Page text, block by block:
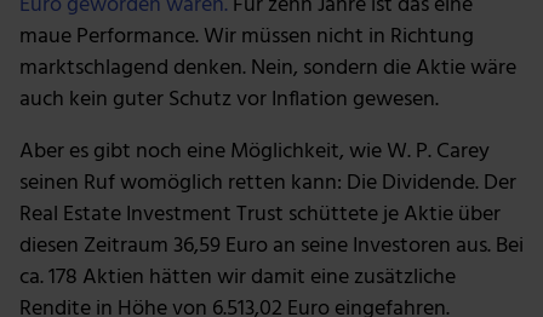
maue Performance. Wir müssen nicht in Richtung
marktschlagend denken. Nein, sondern die Aktie wäre
auch kein guter Schutz vor Inflation gewesen.
Aber es gibt noch eine Möglichkeit, wie W. P. Carey
seinen Ruf womöglich retten kann: Die Dividende. Der
Real Estate Investment Trust schüttete je Aktie über
diesen Zeitraum 36,59 Euro an seine Investoren aus. Bei
ca. 178 Aktien hätten wir damit eine zusätzliche
Rendite in Höhe von 6.513,02 Euro eingefahren.